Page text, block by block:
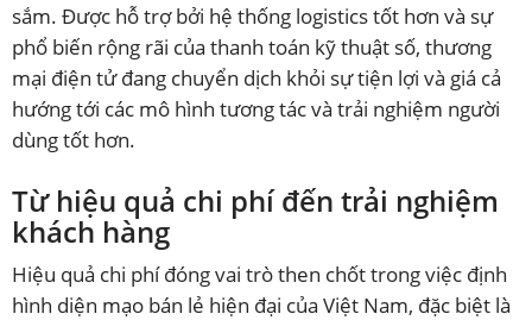
sắm. Được hỗ trợ bởi hệ thống logistics tốt hơn và sự
phổ biến rộng rãi của thanh toán kỹ thuật số, thương
mại điện tử đang chuyển dịch khỏi sự tiện lợi và giá cả
hướng tới các mô hình tương tác và trải nghiệm người
dùng tốt hơn.
Từ hiệu quả chi phí đến trải nghiệm
khách hàng
Hiệu quả chi phí đóng vai trò then chốt trong việc định
hình diện mạo bán lẻ hiện đại của Việt Nam, đặc biệt là